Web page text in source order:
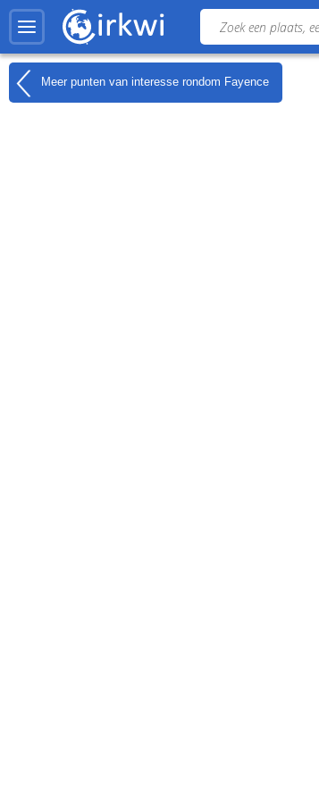
Meer punten van interesse rondom Fayence